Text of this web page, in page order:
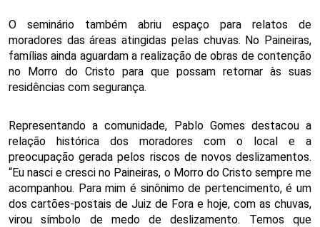
O seminário também abriu espaço para relatos de
moradores das áreas atingidas pelas chuvas. No Paineiras,
famílias ainda aguardam a realização de obras de contenção
no Morro do Cristo para que possam retornar às suas
residências com segurança.
Representando a comunidade, Pablo Gomes destacou a
relação histórica dos moradores com o local e a
preocupação gerada pelos riscos de novos deslizamentos.
“Eu nasci e cresci no Paineiras, o Morro do Cristo sempre me
acompanhou. Para mim é sinônimo de pertencimento, é um
dos cartões-postais de Juiz de Fora e hoje, com as chuvas,
virou símbolo de medo de deslizamento. Temos que